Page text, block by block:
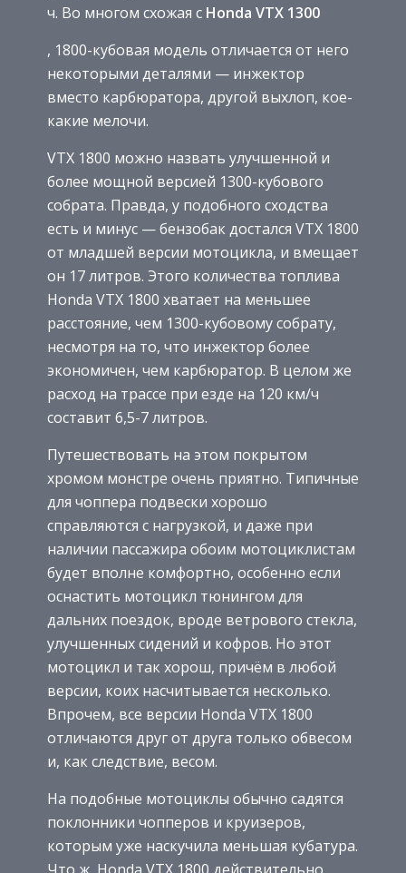
ч. Во многом схожая с Honda VTX 1300
, 1800-кубовая модель отличается от него
некоторыми деталями — инжектор
вместо карбюратора, другой выхлоп, кое-
какие мелочи.
VTX 1800 можно назвать улучшенной и
более мощной версией 1300-кубового
собрата. Правда, у подобного сходства
есть и минус — бензобак достался VTX 1800
от младшей версии мотоцикла, и вмещает
он 17 литров. Этого количества топлива
Honda VTX 1800 хватает на меньшее
расстояние, чем 1300-кубовому собрату,
несмотря на то, что инжектор более
экономичен, чем карбюратор. В целом же
расход на трассе при езде на 120 км/ч
составит 6,5-7 литров.
Путешествовать на этом покрытом
хромом монстре очень приятно. Типичные
для чоппера подвески хорошо
справляются с нагрузкой, и даже при
наличии пассажира обоим мотоциклистам
будет вполне комфортно, особенно если
оснастить мотоцикл тюнингом для
дальних поездок, вроде ветрового стекла,
улучшенных сидений и кофров. Но этот
мотоцикл и так хорош, причём в любой
версии, коих насчитывается несколько.
Впрочем, все версии Honda VTX 1800
отличаются друг от друга только обвесом
и, как следствие, весом.
На подобные мотоциклы обычно садятся
поклонники чопперов и круизеров,
которым уже наскучила меньшая кубатура.